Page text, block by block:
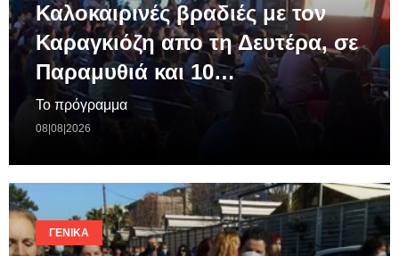
Καλοκαιρινές βραδιές με τον
Καραγκιόζη απο τη Δευτέρα, σε
Παραμυθιά και 10…
Το πρόγραμμα
08|08|2026
ΓΕΝΙΚΆ